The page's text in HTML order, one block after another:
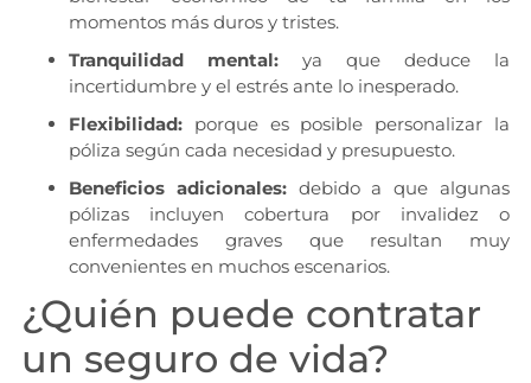
momentos más duros y tristes.
Tranquilidad mental:ya que deduce la
incertidumbre y el estrés ante lo inesperado.
Flexibilidad:porque es posible personalizar la
póliza según cada necesidad y presupuesto.
Beneficios adicionales:debido a que algunas
pólizas incluyen cobertura por invalidez o
enfermedades graves que resultan muy
convenientes en muchos escenarios.
¿Quién puede contratar
un seguro de vida?